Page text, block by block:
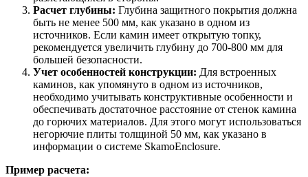
Расчет глубины: Глубина защитного покрытия должна
быть не менее 500 мм, как указано в одном из
источников. Если камин имеет открытую топку,
рекомендуется увеличить глубину до 700-800 мм для
большей безопасности.
Учет особенностей конструкции: Для встроенных
каминов, как упомянуто в одном из источников,
необходимо учитывать конструктивные особенности и
обеспечивать достаточное расстояние от стенок камина
до горючих материалов. Для этого могут использоваться
негорючие плиты толщиной 50 мм, как указано в
информации о системе SkamoEnclosure.
Пример расчета: